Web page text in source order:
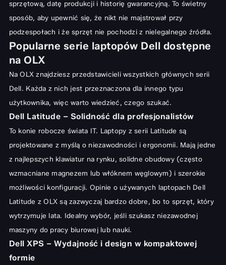
sprzętową, datę produkcji i historię gwarancyjną. To świetny
sposób, aby upewnić się, że nikt nie majstrował przy
podzespołach i że sprzęt nie pochodzi z nielegalnego źródła.
Popularne serie laptopów Dell dostępne
na OLX
Na OLX znajdziesz przedstawicieli wszystkich głównych serii
Dell. Każda z nich jest przeznaczona dla innego typu
użytkownika, więc warto wiedzieć, czego szukać.
Dell Latitude – Solidność dla profesjonalistów
To konie robocze świata IT. Laptopy z serii Latitude są
projektowane z myślą o niezawodności i ergonomii. Mają jedne
z najlepszych klawiatur na rynku, solidne obudowy (często
wzmacniane magnezem lub włóknem węglowym) i szerokie
możliwości konfiguracji. Opinie o używanych laptopach Dell
Latitude z OLX są zazwyczaj bardzo dobre, bo to sprzęt, który
wytrzymuje lata. Idealny wybór, jeśli szukasz niezawodnej
maszyny do pracy biurowej lub nauki.
Dell XPS – Wydajność i design w kompaktowej
formie